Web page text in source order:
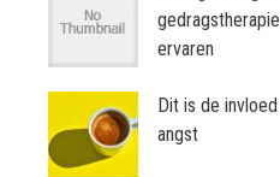
ervaren
Dit is de
angst